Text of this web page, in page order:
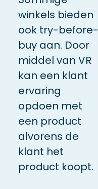
winkels bieden
ook try-before-
buy aan. Door
middel van VR
kan een klant
ervaring
opdoen met
een product
alvorens de
klant het
product koopt.